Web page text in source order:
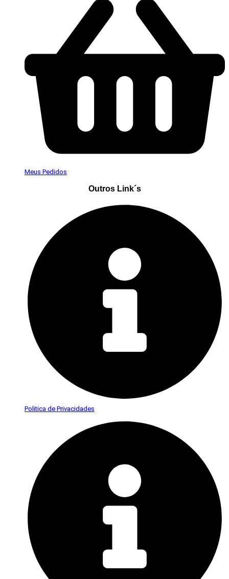
Meus Pedidos
Outros Link´s
Politica de Privacidades